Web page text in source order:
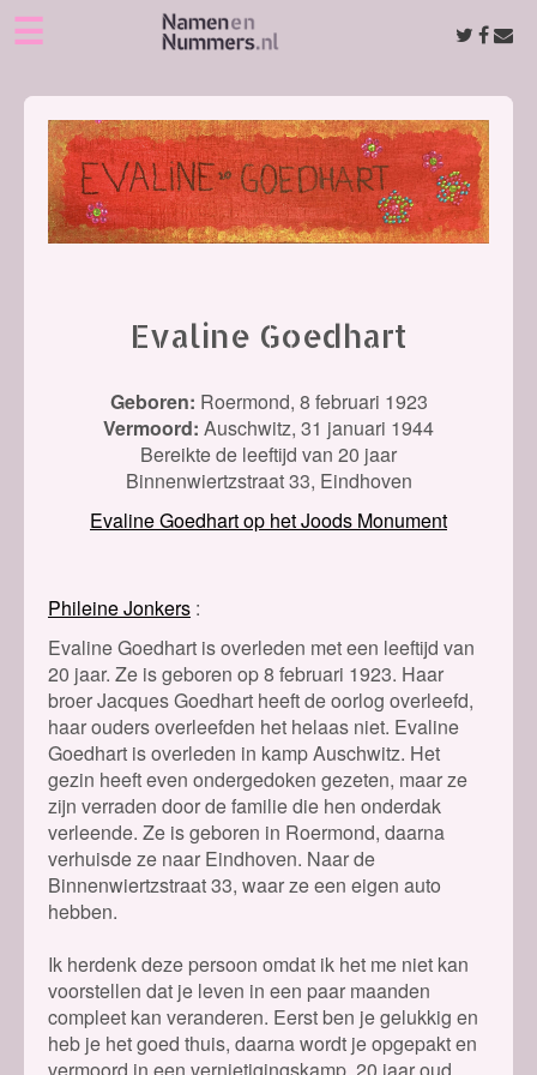
☰
Evaline Goedhart
Geboren: Roermond, 8 februari 1923
Vermoord: Auschwitz, 31 januari 1944
Bereikte de leeftijd van 20 jaar
Binnenwiertzstraat 33, Eindhoven
Evaline Goedhart op het Joods Monument
Phileine Jonkers
Evaline Goedhart is overleden met een leeftijd van
20 jaar. Ze is geboren op 8 februari 1923. Haar
broer Jacques Goedhart heeft de oorlog overleefd,
haar ouders overleefden het helaas niet. Evaline
Goedhart is overleden in kamp Auschwitz. Het
gezin heeft even ondergedoken gezeten, maar ze
zijn verraden door de familie die hen onderdak
verleende. Ze is geboren in Roermond, daarna
verhuisde ze naar Eindhoven. Naar de
Binnenwiertzstraat 33, waar ze een eigen auto
hebben.
Ik herdenk deze persoon omdat ik het me niet kan
voorstellen dat je leven in een paar maanden
compleet kan veranderen. Eerst ben je gelukkig en
heb je het goed thuis, daarna wordt je opgepakt en
vermoord in een vernietigingskamp. 20 jaar oud,